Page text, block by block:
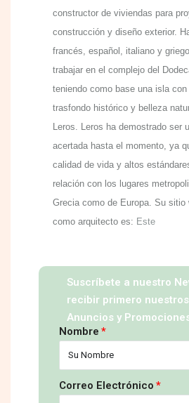
constructor de viviendas para
construcción y diseño exterior.
francés, español, italiano y
trabajar en el complejo del
teniendo como base una isla
trasfondo histórico y belleza
Leros. Leros ha demostrado ser
acertada hasta el momento, ya
calidad de vida y altos
relación con los lugares
Grecia como de Europa. Su sitio
como arquitecto es: Este
Suscríbete a nuestro
recibir primero
Anuncios y
Nombre
Correo Electrónico